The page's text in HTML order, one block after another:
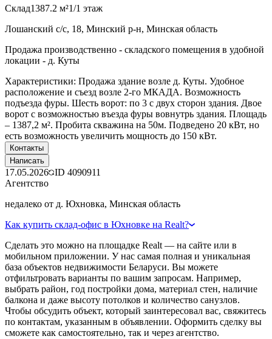
Склад1387.2 м²1/1 этаж
Лошанский с/с, 18, Минский р-н, Минская область
Продажа производственно - складского помещения в удобной
локации - д. Куты
Характеристики: Продажа здание возле д. Куты. Удобное
расположение и съезд возле 2-го МКАДА. Возможность
подъезда фуры. Шесть ворот: по 3 с двух сторон здания. Двое
ворот с возможностью въезда фуры вовнутрь здания. Площадь
– 1387,2 м². Пробита скважина на 50м. Подведено 20 кВт, но
есть возможность увеличить мощность до 150 кВт.
Контакты
Написать
17.05.2026 ID 4090911
Агентство
недалеко от д. Юхновка, Минская область
Как купить склад-офис в Юхновке на Realt?
Сделать это можно на площадке Realt — на сайте или в
мобильном приложении. У нас самая полная и уникальная
база объектов недвижимости Беларуси. Вы можете
отфильтровать варианты по вашим запросам. Например,
выбрать район, год постройки дома, материал стен, наличие
балкона и даже высоту потолков и количество санузлов.
Чтобы обсудить объект, который заинтересовал вас, свяжитесь
по контактам, указанным в объявлении. Оформить сделку вы
сможете как самостоятельно, так и через агентство.